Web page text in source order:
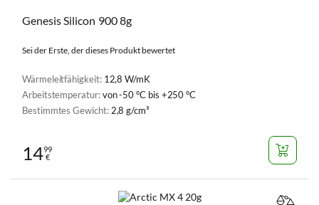
Genesis Silicon 900 8g
Sei der Erste, der dieses Produkt bewertet
Wärmeleitfähigkeit: 12,8 W/mK
Arbeitstemperatur:von -50 °C bis +250 °C
Bestimmtes Gewicht:2,8 g/cm³
1499
€